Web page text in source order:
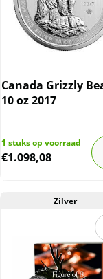
Canada Grizzly
10 oz 2017
1 stuks op voorraad
€1.098,08
Zilver